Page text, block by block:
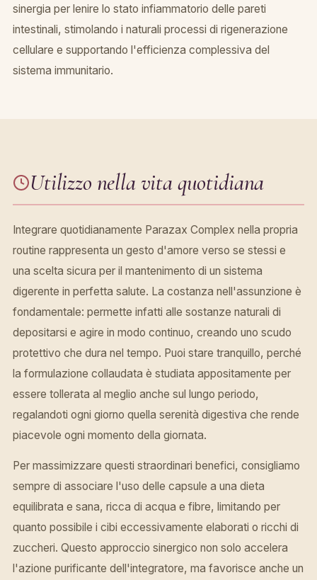
sinergia per lenire lo stato infiammatorio delle pareti
intestinali, stimolando i naturali processi di rigenerazione
cellulare e supportando l'efficienza complessiva del
sistema immunitario.
Utilizzo nella vita quotidiana
Integrare quotidianamente Parazax Complex nella propria
routine rappresenta un gesto d'amore verso se stessi e
una scelta sicura per il mantenimento di un sistema
digerente in perfetta salute. La costanza nell'assunzione è
fondamentale: permette infatti alle sostanze naturali di
depositarsi e agire in modo continuo, creando uno scudo
protettivo che dura nel tempo. Puoi stare tranquillo, perché
la formulazione collaudata è studiata appositamente per
essere tollerata al meglio anche sul lungo periodo,
regalandoti ogni giorno quella serenità digestiva che rende
piacevole ogni momento della giornata.
Per massimizzare questi straordinari benefici, consigliamo
sempre di associare l'uso delle capsule a una dieta
equilibrata e sana, ricca di acqua e fibre, limitando per
quanto possibile i cibi eccessivamente elaborati o ricchi di
zuccheri. Questo approccio sinergico non solo accelera
l'azione purificante dell'integratore, ma favorisce anche un